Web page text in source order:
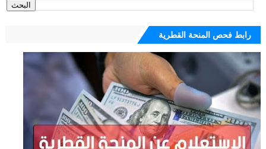
رابط فحص المنحة القطرية